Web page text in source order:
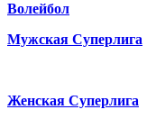
Волейбол
Мужская Суперлига
Женская Суперлига